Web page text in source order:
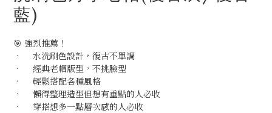
藍)
🎯 強烈推薦！
•	水洗刷色設計，復古不單調
•	經典老帽版型，不挑臉型
•	輕鬆搭配各種風格
•	懶得整理造型但想有重點的人必收
•	穿搭想多一點層次感的人必收